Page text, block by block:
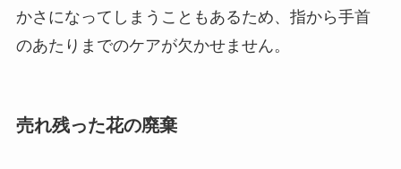
かさになってしまうこともあるため、指から手首
のあたりまでのケアが欠かせません。
売れ残った花の廃棄